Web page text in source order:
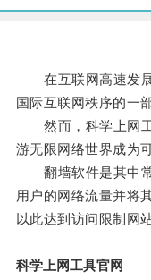
在互联网高速发展
国际互联网秩序的一
然而，科学上网工
游无限网络世界成为可
翻墙软件是其中常
用户的网络流量并将
以此达到访问限制网
科学上网工具官网